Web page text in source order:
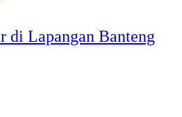
di Lapangan Banteng